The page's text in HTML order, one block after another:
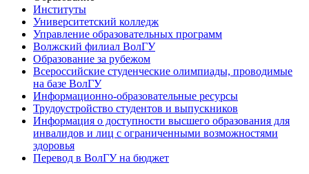
Институты
Университетский колледж
Управление образовательных программ
Волжский филиал ВолГУ
Образование за рубежом
Всероссийские студенческие олимпиады, проводимые
на базе ВолГУ
Информационно-образовательные ресурсы
Трудоустройство студентов и выпускников
Информация о доступности высшего образования для
инвалидов и лиц с ограниченными возможностями
здоровья
Перевод в ВолГУ на бюджет